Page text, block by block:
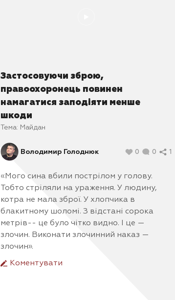
Застосовуючи зброю,
правоохоронець повинен
намагатися заподіяти менше
шкоди
Тема: Майдан
Володимир Голоднюк 0 0 1
«Мого сина вбили пострілом у голову.
Тобто стріляли на ураження. У людину,
котра не мала зброї. У хлопчика в
блакитному шоломі. З відстані сорока
метрів-- це було чітко видно. І це —
злочин. Виконати злочинний наказ —
злочин».
Коментувати